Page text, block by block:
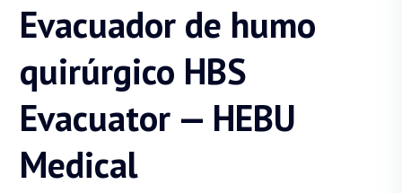
Evacuador de humo
quirúrgico HBS
Evacuator — HEBU
Medical